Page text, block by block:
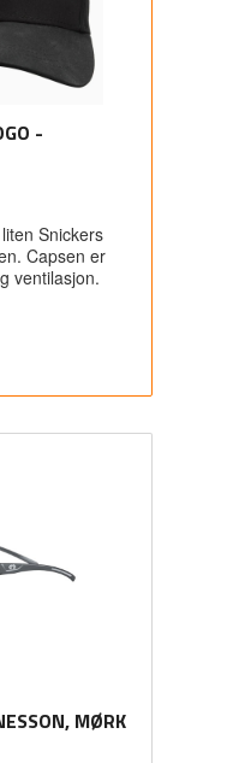
-
Snickers
Capsen er
ventilasjon.
MØRK